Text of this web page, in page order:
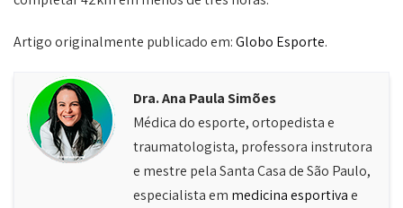
Artigo originalmente publicado em:Globo Esporte.
Dra. Ana Paula Simões
Médica do esporte, ortopedista e
traumatologista, professora instrutora
e mestre pela Santa Casa de São Paulo,
especialista em medicina esportivae